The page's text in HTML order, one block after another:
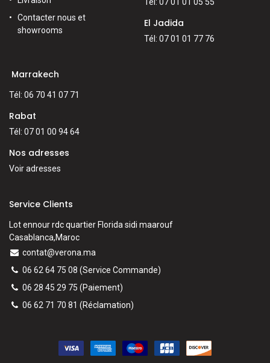
Contacter nous et
showrooms
El Jadida
Tél: 07 01 01 77 76
Marrakech
Tél: 06 70 41 07 71
Rabat
Tél: 07 01 00 94 64
Nos adresses
Voir adresses
Service Clients
Lot ennour rdc quartier Florida sidi maarouf
Casablanca,Maroc
contat@verona.ma
06 62 64 75 08 (Service Commande)
06 28 45 29 75 (Paiement)
06 62 71 70 81 (Réclamation)